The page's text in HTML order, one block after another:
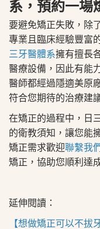
系，預約一場
要避免矯正失敗，除
專業且臨床經驗豐富
三牙醫體系擁有擅長
醫療設備，因此有能
醫師都經過隱適美原
符合您期待的治療建
在矯正的過程中，日
的衛教須知，讓您能
矯正需求歡迎聯繫我
矯正，協助您順利達
延伸閱讀：
【想做矯正可以不拔